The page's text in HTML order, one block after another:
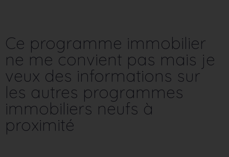
Ce programme immobilier
ne me convient pas mais je
veux des informations sur
les autres programmes
immobiliers neufs à
proximité